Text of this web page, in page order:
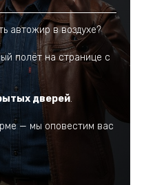
автожир в воздухе?
полёт на странице с
дверей.
— мы оповестим вас